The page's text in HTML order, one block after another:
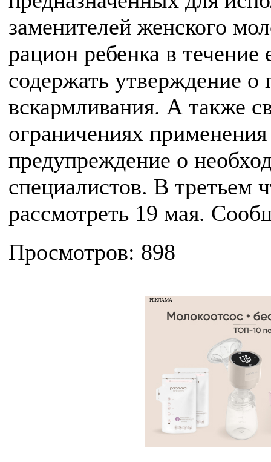
заменителей женского
рацион ребенка в
содержать утверждение о
вскармливания. А также
ограничениях
предупреждение о
специалистов. В третьем
рассмотреть 19 мая.
Просмотров: 898
РЕКЛАМА